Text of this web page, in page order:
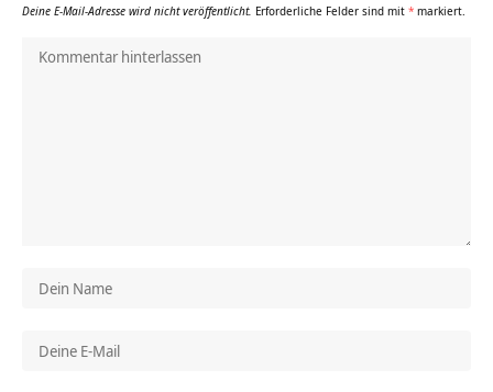
Deine E-Mail-Adresse wird nicht veröffentlicht. Erforderliche Felder sind mit * markiert.